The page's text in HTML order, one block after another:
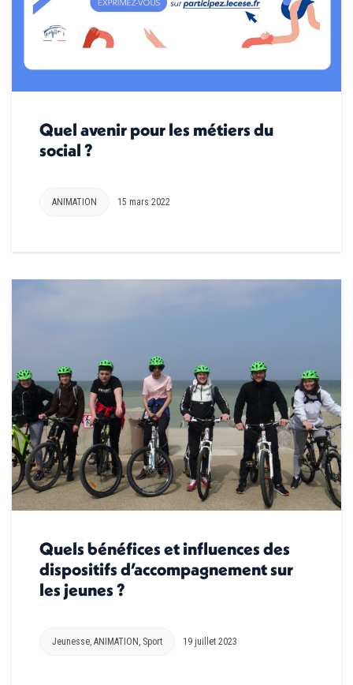
Quel avenir pour les métiers du
social ?
ANIMATION 15 mars 2022
Quels bénéfices et influences des
dispositifs d’accompagnement sur
les jeunes ?
Jeunesse ANIMATION Sport 19 juillet 2023